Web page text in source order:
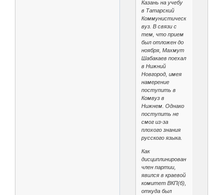
Казань на учебу
в Татарский
Коммунистический
вуз. В связи с
тем, что прием
был отложен до
ноября, Махмут
Шабакаев поехал
в Нижний
Новгород, имея
намерение
поступить в
Комвуз в
Нижнем. Однако
поступить не
смог из-за
плохого знания
русского языка.
Как
дисциплинированный
член партии,
явился в краевой
комитет ВКП(б),
откуда был